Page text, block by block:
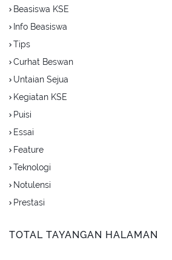
Beasiswa KSE
Info Beasiswa
Tips
Curhat Beswan
Untaian Sejua
Kegiatan KSE
Puisi
Essai
Feature
Teknologi
Notulensi
Prestasi
TOTAL TAYANGAN HALAMAN